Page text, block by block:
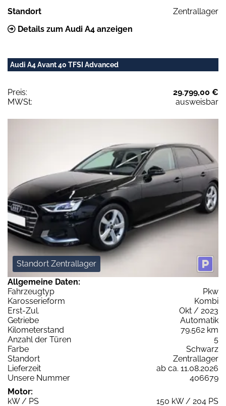
Standort
Zentrallager
Details zum Audi A4 anzeigen
Audi A4 Avant 40 TFSI Advanced
Preis:
29.799,00 €
MWSt:
ausweisbar
Standort Zentrallager
Allgemeine Daten:
Fahrzeugtyp
Pkw
Karosserieform
Kombi
Erst-Zul.
Okt / 2023
Getriebe
Automatik
Kilometerstand
79.562 km
Anzahl der Türen
5
Farbe
Schwarz
Standort
Zentrallager
Lieferzeit
ab ca. 11.08.2026
Unsere Nummer
406679
Motor:
kW / PS
150 kW / 204 PS